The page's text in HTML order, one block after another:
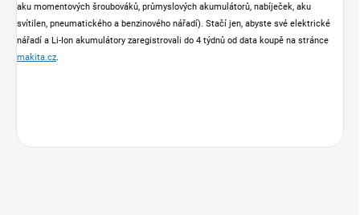
aku momentových šroubováků, průmyslových akumulátorů, nabíječek, aku
svítilen, pneumatického a benzinového nářadí). Stačí jen, abyste své elektrické
nářadí a Li-Ion akumulátory zaregistrovali do 4 týdnů od data koupě na stránce
makita.cz.